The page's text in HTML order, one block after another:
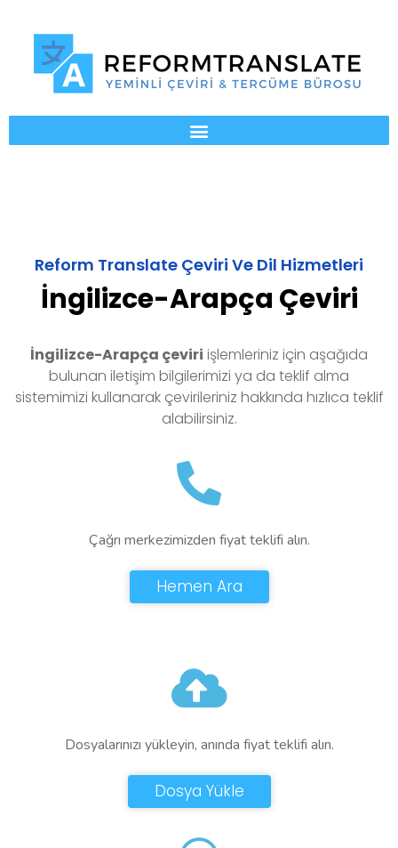
Reform Translate Çeviri Ve Dil Hizmetleri
İngilizce-Arapça Çeviri
İngilizce-Arapça çeviri işlemleriniz için aşağıda
bulunan iletişim bilgilerimizi ya da teklif alma
sistemimizi kullanarak çevirileriniz hakkında hızlıca teklif
alabilirsiniz.
Çağrı merkezimizden fiyat teklifi alın.
Hemen Ara
Dosyalarınızı yükleyin, anında fiyat teklifi alın.
Dosya Yükle